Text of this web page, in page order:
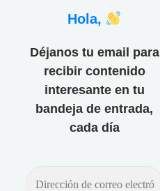
Hola,
Déjanos tu email para
recibir contenido
interesante en tu
bandeja de entrada,
cada día